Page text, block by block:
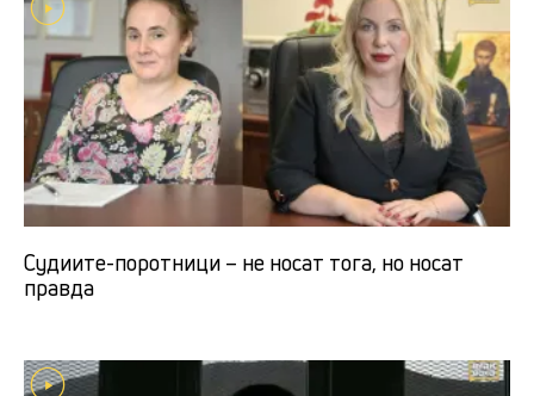
Судиите-поротници – не носат тога, но носат
правда